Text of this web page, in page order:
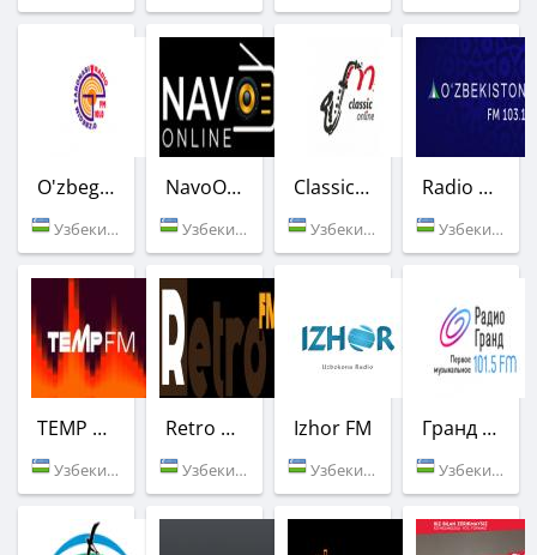
O'zbegim taronasi
Узбекистан (101.0 FM)
NavoOnline
Узбекистан (Ташкент)
Classic FM
Узбекистан (Ташкент)
Radio O'zbekiston
Узбекистан (103.1 FM)
TEMP FM
Узбекистан (Ташкент)
Retro FM
Узбекистан (Ташкент)
Izhor FM
Узбекистан (Ташкент)
Гранд FM
Узбекистан (101.5 FM)